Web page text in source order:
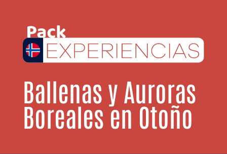
Ballenas y Auroras
Boreales en Otoño